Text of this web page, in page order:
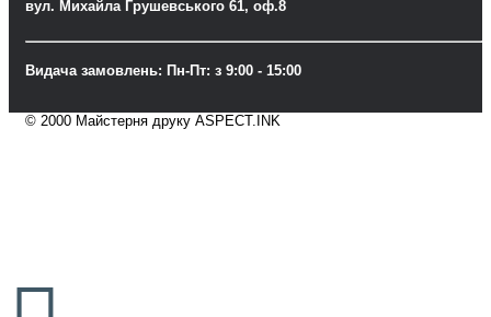
вул. Михайла Грушевського 61, оф.8
Видача замовлень: Пн-Пт: з 9:00 - 15:00
© 2000 Майстерня друку ASPECT.INK